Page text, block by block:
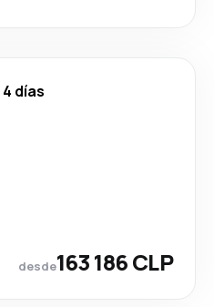
4 días
desde163 186 CLP